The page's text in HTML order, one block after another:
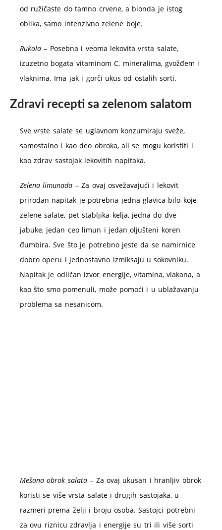
od ružičaste do tamno crvene, a bionda je istog
oblika, samo intenzivno zelene boje.
Rukola – Posebna i veoma lekovita vrsta salate,
izuzetno bogata vitaminom C, mineralima, gvožđem i
vlaknima. Ima jak i gorči ukus od ostalih sorti.
Zdravi recepti sa zelenom salatom
Sve vrste salate se uglavnom konzumiraju sveže,
samostalno i kao deo obroka, ali se mogu koristiti i
kao zdrav sastojak lekovitih napitaka.
Zelena limunada – Za ovaj osvežavajući i lekovit
prirodan napitak je potrebna jedna glavica bilo koje
zelene salate, pet stabljika kelja, jedna do dve
jabuke, jedan ceo limun i jedan oljušteni koren
đumbira. Sve što je potrebno jeste da se namirnice
dobro operu i jednostavno izmiksaju u sokovniku.
Napitak je odličan izvor energije, vitamina, vlakana, a
kao što smo pomenuli, može pomoći i u ublažavanju
problema sa nesanicom.
Mešana obrok salata– Za ovaj ukusan i hranljiv obrok
koristi se više vrsta salate i drugih sastojaka, u
razmeri prema želji i broju osoba. Sastojci potrebni
za ovu riznicu zdravlja i energije su tri ili više sorti